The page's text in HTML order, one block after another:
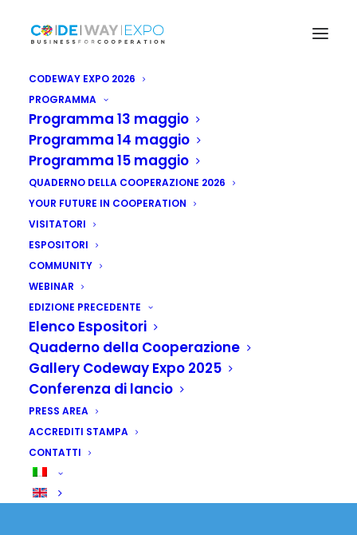
CODEWAY EXPO 2026
PROGRAMMA
Programma 13 maggio
Programma 14 maggio
Programma 15 maggio
QUADERNO DELLA COOPERAZIONE 2026
YOUR FUTURE IN COOPERATION
VISITATORI
ESPOSITORI
COMMUNITY
WEBINAR
EDIZIONE PRECEDENTE
Elenco Espositori
Quaderno della Cooperazione
Gallery Codeway Expo 2025
Conferenza di lancio
PRESS AREA
ACCREDITI STAMPA
CONTATTI
Etiopia: accordi
Politecnico Torino
con Addis Abeba
University